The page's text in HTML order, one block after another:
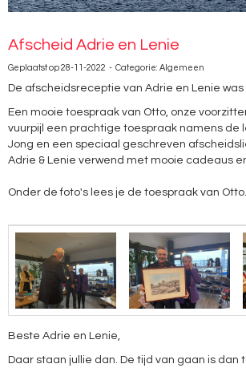
Afscheid Adrie en Lenie
Geplaatst op 28-11-2022 - Categorie: Algemeen
De afscheidsreceptie van Adrie en Lenie
Een mooie toespraak van Otto, onze
vuurpijl een prachtige toespraak namens de
Jong en een speciaal geschreven
Adrie & Lenie verwend met mooie cadeaus
Onder de foto's lees je de toespraak van Otto.
Beste Adrie en Lenie,
Daar staan jullie dan. De tijd van gaan is dan